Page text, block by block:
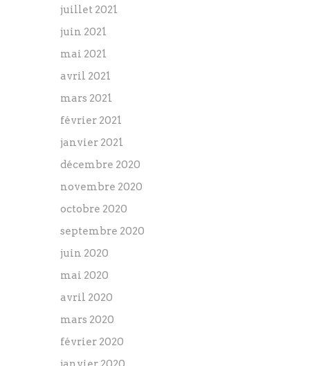
juillet 2021
juin 2021
mai 2021
avril 2021
mars 2021
février 2021
janvier 2021
décembre 2020
novembre 2020
octobre 2020
septembre 2020
juin 2020
mai 2020
avril 2020
mars 2020
février 2020